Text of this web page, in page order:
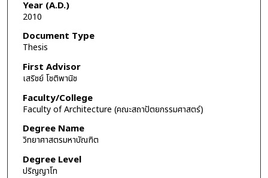
Year (A.D.)
2010
Document Type
Thesis
First Advisor
เสริชย์ โชติพานิช
Faculty/College
Faculty of Architecture (คณะสถาปัตยกรรมศาสตร์)
Degree Name
วิทยาศาสตรมหาบัณฑิต
Degree Level
ปริญญาโท